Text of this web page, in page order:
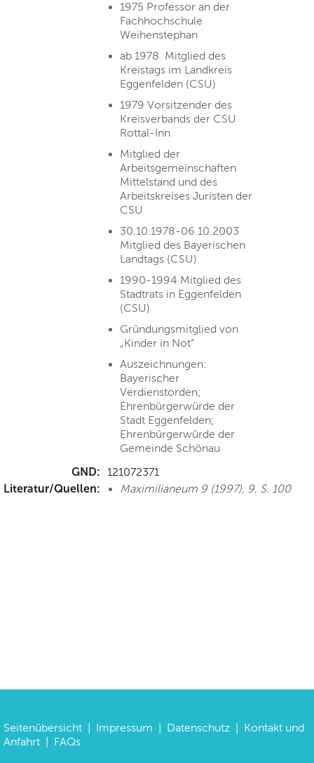
1975 Professor an der
Fachhochschule
Weihenstephan
ab 1978 Mitglied des
Kreistags im Landkreis
Eggenfelden (CSU)
1979 Vorsitzender des
Kreisverbands der CSU
Rottal-Inn
Mitglied der
Arbeitsgemeinschaften
Mittelstand und des
Arbeitskreises Juristen der
CSU
30.10.1978-06.10.2003
Mitglied des Bayerischen
Landtags (CSU)
1990-1994 Mitglied des
Stadtrats in Eggenfelden
(CSU)
Gründungsmitglied von
„Kinder in Not“
Auszeichnungen:
Bayerischer
Verdienstorden;
Ehrenbürgerwürde der
Stadt Eggenfelden;
Ehrenbürgerwürde der
Gemeinde Schönau
GND: 121072371
Literatur/Quellen: Maximilianeum 9 (1997), 9, S. 100
Seitenübersicht Impressum Datenschutz
Kontakt und
Anfahrt
FAQs